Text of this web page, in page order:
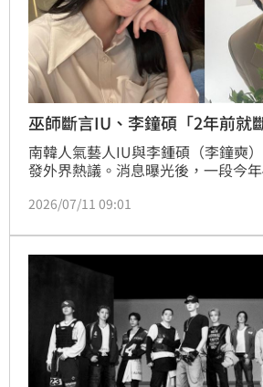
巫師斷言IU、李鐘碩「2年前就
南韓人氣藝人IU與李鍾碩（李鐘奭
發外界熱議。消息曝光後，一段今
及兩人感情早已出現變化，如今戀情
2026/07/11 09:01